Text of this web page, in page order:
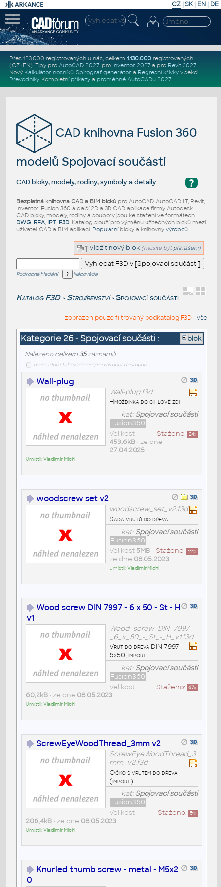
CZ | SK| EN | DE
Přes 123.000 registrovaných u nás, celkem 1.130.000registrovaných
(CZ+EN). Tipy pro AutoCAD 2027, pro Inventor 2027a pro Revit 2027.
Nový Kalkulátor nosníků, Spirograf generátor a Regresní křivkyv sekci
Převodníky. Kompletní příkazya proměnné AutoCADu 2027.
CAD knihovna Fusion 360
modelů Spojovací součásti
?
CAD bloky, modely, rodiny, symboly a detaily
Bezplatná knihovna CAD a BIM blokůpro AutoCAD, AutoCAD LT, Revit,
Inventor, Fusion 360 a další 2D a 3D CAD aplikace firmy Autodesk.
CAD bloky, modely, rodiny a soubory jsou ke stažení ve formátech
DWG, RFA, IPT, F3D. Katalog slouží pro výměnu užitečných bloků mezi
uživateli CAD a BIM aplikací. Populárníbloky a knihovny výrobců.
Vložit nový blok (musíte být přihlášeni)
Podrobné hledání Nápověda
Katalog F3D > Strojírenství > Spojovací součásti
zobrazen pouze filtrovaný podkatalog F3D -vše
Kategorie 26 - Spojovací součásti : blok
Nalezeno celkem 35záznamů
hromadné stahování není pro váš účet dostupné
Wall-plug
Wall-plug.f3d
Hmoždinka do cihlové zdi
kat:Spojovací součásti
Fusion360
Staženo: 24x
Velikost
453,6kB• ze dne
27.04.2025
Umístil:Vladimír Michl
woodscrew set v2
woodscrew_set_v2.f3d
Sada vrutů do dřeva
kat:Spojovací součásti
Fusion360
Staženo: 111x
Velikost 5MB•
ze dne 08.05.2023
Umístil:Vladimír Michl
Wood screw DIN 7997 - 6 x 50 - St - H
v1
Wood_screw_DIN_7997_-
_6_x_50_-_St_-_H_v1.f3d
Vrut do dřeva DIN 7997 -
6x50, import
kat:Spojovací součásti
Fusion360
Staženo: 67x
Velikost
60,2kB• ze dne 08.05.2023
Umístil:Vladimír Michl
ScrewEyeWoodThread_3mm v2
ScrewEyeWoodThread_3
mm_v2.f3d
Očko s vrutem do dřeva
(import)
kat:Spojovací součásti
Fusion360
Staženo: 51x
Velikost
206,4kB• ze dne 08.05.2023
Umístil:Vladimír Michl
Knurled thumb screw - metal - M5x2
0